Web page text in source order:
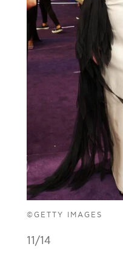
©GETTY IMAGES
11/14